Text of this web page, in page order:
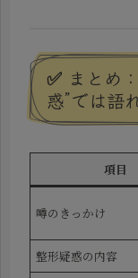
✅ まとめ
惑”では語
項目
噂のきっかけ
整形疑惑の内容